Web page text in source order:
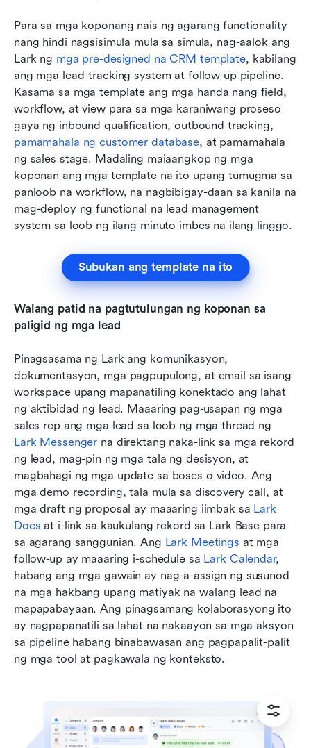
Para sa mga koponang nais ng agarang functionality
nang hindi nagsisimula mula sa simula, nag-aalok ang
Lark ng mga pre-designed na CRM template, kabilang
ang mga lead-tracking system at follow-up pipeline.
Kasama sa mga template ang mga handa nang field,
workflow, at view para sa mga karaniwang proseso
pamamahala ng customer database, at pamamahala
ng sales stage. Madaling maiaangkop ng mga
koponan ang mga template na ito upang tumugma sa
panloob na workflow, na nagbibigay-daan sa kanila na
mag-deploy ng functional na lead management
system sa loob ng ilang minuto imbes na ilang linggo.
Subukan ang template na ito
Walang patid na pagtutulungan ng koponan sa
paligid ng mga lead
Pinagsasama ng Lark ang komunikasyon,
dokumentasyon, mga pagpupulong, at email sa isang
workspace upang mapanatiling konektado ang lahat
ng aktibidad ng lead. Maaaring pag-usapan ng mga
Lark Messenger na direktang naka-link sa mga rekord
ng lead, mag-pin ng mga tala ng desisyon, at
magbahagi ng mga update sa boses o video. Ang
mga demo recording, tala mula sa discovery call, at
mga draft ng proposal ay maaaring iimbak sa Lark
Docs at i-link sa kaukulang rekord sa Lark Base para
sa agarang sanggunian. Ang Lark Meetings at mga
follow-up ay maaaring i-schedule sa Lark Calendar,
habang ang mga gawain ay nag-a-assign ng susunod
na mga hakbang upang matiyak na walang lead na
mapapabayaan. Ang pinagsamang kolaborasyong ito
ay nagpapanatili sa lahat na nakaayon sa mga aksyon
sa pipeline habang binabawasan ang pagpapalit-palit
ng mga tool at pagkawala ng konteksto.